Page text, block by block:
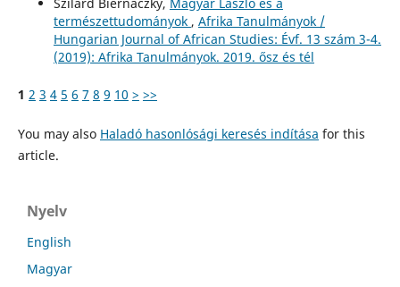
természettudományok , Afrika Tanulmányok /
Hungarian Journal of African Studies: Évf. 13 szám 3-4.
(2019): Afrika Tanulmányok. 2019. ősz és tél
1 2 3 4 5 6 7 8 9 10 > >>
You may also Haladó hasonlósági keresés indítása for this
article.
Nyelv
English
Magyar